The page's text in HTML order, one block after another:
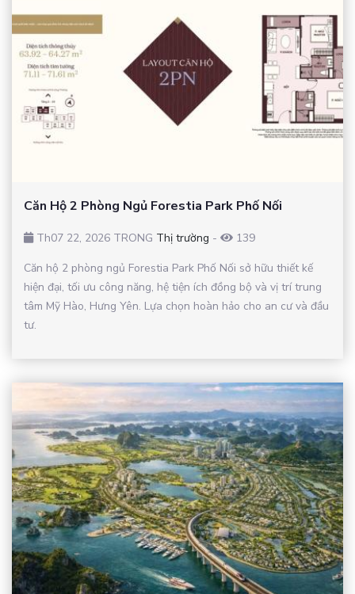
Căn Hộ 2 Phòng Ngủ Forestia Park Phố Nối
Th07 22, 2026 TRONG Thị trường -
139
Căn hộ 2 phòng ngủ Forestia Park Phố Nối sở hữu thiết kế
hiện đại, tối ưu công năng, hệ tiện ích đồng bộ và vị trí trung
tâm Mỹ Hào, Hưng Yên. Lựa chọn hoàn hảo cho an cư và đầu
tư.